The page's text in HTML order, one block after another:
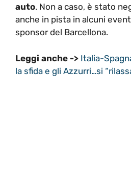
auto. Non a caso, è stato
anche in pista in alcuni
sponsor del Barcellona.
Leggi anche -> Italia-
la sfida e gli Azzurri…si